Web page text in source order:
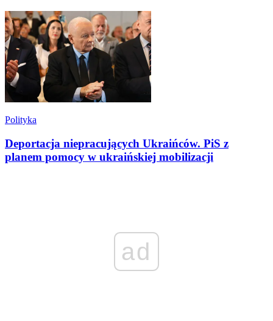
Polityka
Deportacja niepracujących Ukraińców. PiS z
planem pomocy w ukraińskiej mobilizacji
ad